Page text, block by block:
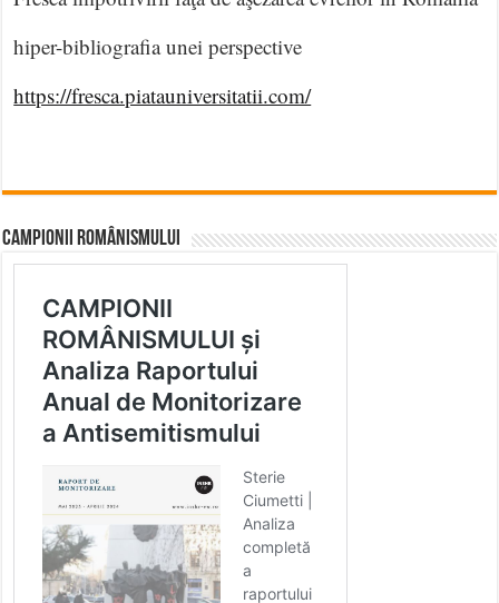
hiper-bibliografia unei perspective
https://fresca.piatauniversitatii.com/
CAMPIONII ROMÂNISMULUI